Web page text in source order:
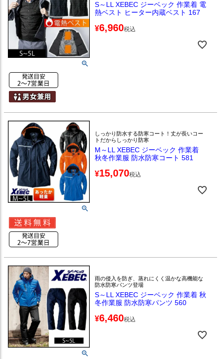
S～LL XEBEC ジーベック 作業着 電
熱ベスト ヒーター内蔵ベスト 167
¥6,960税込
しっかり防水する防寒コート！丈が長いコー
トだからしっかり防寒
M～LL XEBEC ジーベック 作業着
秋冬作業服 防水防寒コート 581
¥15,070税込
雨の侵入を防ぎ、蒸れにくく温かな高機能な
防水防寒パンツ登場
S～LL XEBEC ジーベック 作業着 秋
冬作業服 防水防寒パンツ 560
¥6,460税込